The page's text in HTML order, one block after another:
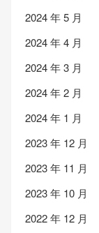
2024 年 5 月
2024 年 4 月
2024 年 3 月
2024 年 2 月
2024 年 1 月
2023 年 12 月
2023 年 11 月
2023 年 10 月
2022 年 12 月